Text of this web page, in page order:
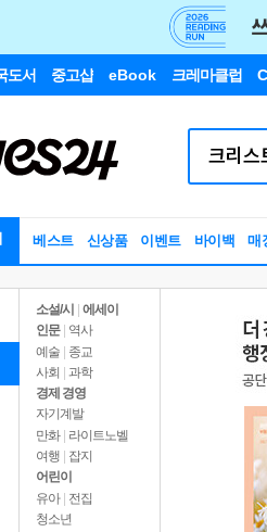
도서 중고샵 eBook 크레마클럽
베스트 신상품 이벤트 바이백 매
소설/시
에세이
인문
역사
예술 | 종교
사회 | 과학
경제 경영
자기계발
만화 | 라이트노벨
여행
잡지
어린이
유아 | 전집
청소년